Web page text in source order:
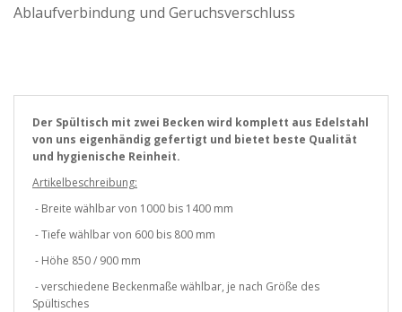
Ablaufverbindung und Geruchsverschluss
Der Spültisch mit zwei Becken wird komplett aus Edelstahl
von uns eigenhändig gefertigt und bietet beste Qualität
und hygienische Reinheit.
Artikelbeschreibung:
- Breite wählbar von 1000 bis 1400 mm
- Tiefe wählbar von 600 bis 800 mm
- Höhe 850 / 900 mm
- verschiedene Beckenmaße wählbar, je nach Größe des
Spültisches